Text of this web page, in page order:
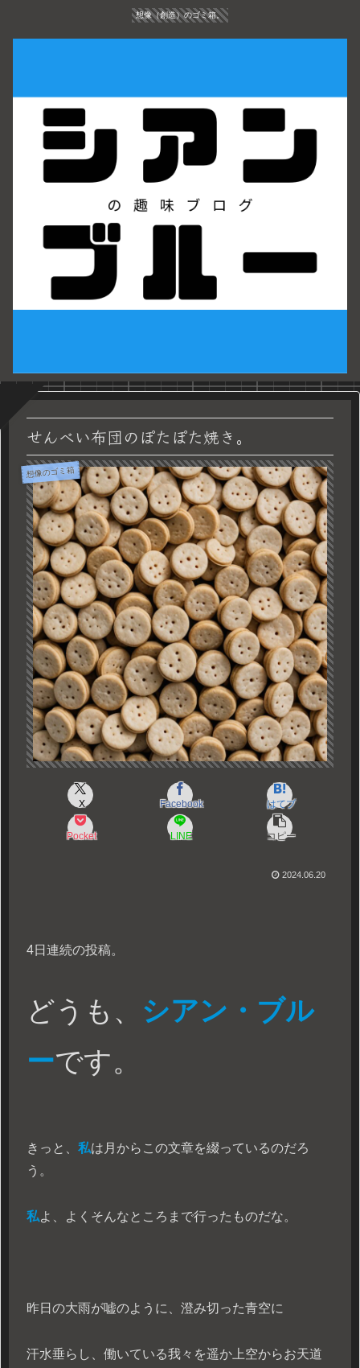
想像（創造）のゴミ箱。
せんべい布団のぽたぽた焼き。
想像のゴミ箱
X Facebook はてブ
Pocket LINE コピー
2024.06.20
4日連続の投稿。
どうも、 シアン・ブル
ーです。
きっと、 私は月からこの文章を綴っているのだろ
う。
私よ、よくそんなところまで行ったものだな。
昨日の大雨が嘘のように、澄み切った青空に
汗水垂らし、働いている我々を遥か上空からお天道